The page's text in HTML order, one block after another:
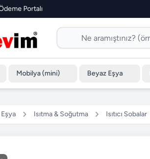
Portalı
Mobilya (mini) Beyaz Eşya
Isıtma & Soğutma Isıtıcı Sobalar